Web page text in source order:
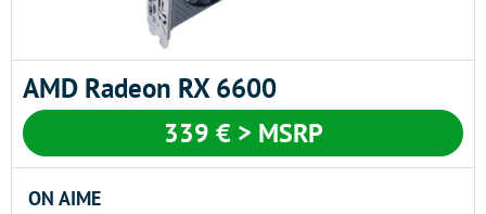
AMD Radeon RX 6600
339 € > MSRP
ON AIME